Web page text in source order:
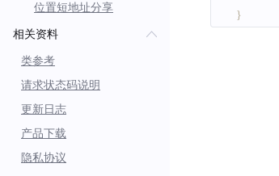
位置短地址分享
相关资料
类参考
请求状态码说明
更新日志
产品下载
隐私协议
}